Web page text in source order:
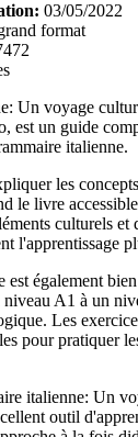
03/05/2022
format
Un voyage
est un guide
italienne.
les
le livre
culturels et
l'apprentissage
également
niveau A1 à un
Les
pour pratiquer
italienne: Un
outil